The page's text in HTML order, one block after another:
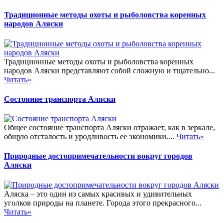
Традиционные методы охоты и рыболовства коренных
народов Аляски
Традиционные методы охоты и рыболовства коренных
народов Аляски представляют собой сложную и тщательно...
Читать»
Состояние транспорта Аляски
Общее состояние транспорта Аляски отражает, как в зеркале,
общую отсталость и уродливость ее экономики.... Читать»
Природные достопримечательности вокруг городов
Аляски
Аляска – это один из самых красивых и удивительных
уголков природы на планете. Города этого прекрасного...
Читать»